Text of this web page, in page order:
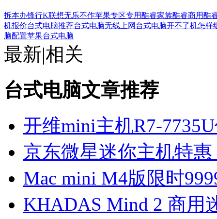
拆本办锋行K联想无乐不作苹果专区专用酷睿家族酷睿商用酷
机报价台式电脑推荐台式电脑无线上网 台式电脑开不了机怎样
脑配置苹果台式电脑
最新|相关
台式电脑文章推荐
开维mini主机R7-
京东微星迷你主机特
Mac mini M4版限时
KHADAS Mind 2 商用